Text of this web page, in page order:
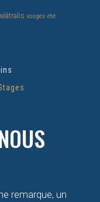
vosges été
remarque, un